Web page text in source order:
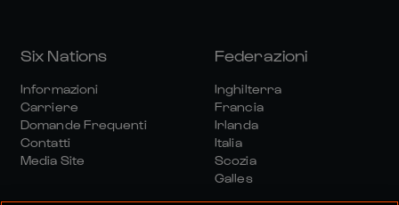
Six Nations
Informazioni
Carriere
Domande Frequenti
Contatti
Media Site
Federazioni
Inghilterra
Francia
Irlanda
Italia
Scozia
Galles